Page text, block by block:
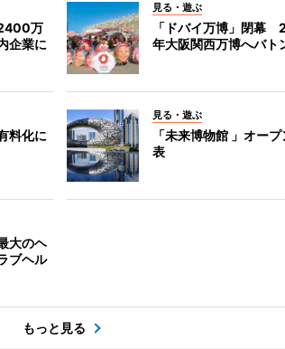
万
企業に
見る・遊ぶ
「ドバイ万博」閉幕
年大阪関西万博へバト
料化に
見る・遊ぶ
「未来博物館 」オー
表
大のヘ
ブヘル
もっと見る